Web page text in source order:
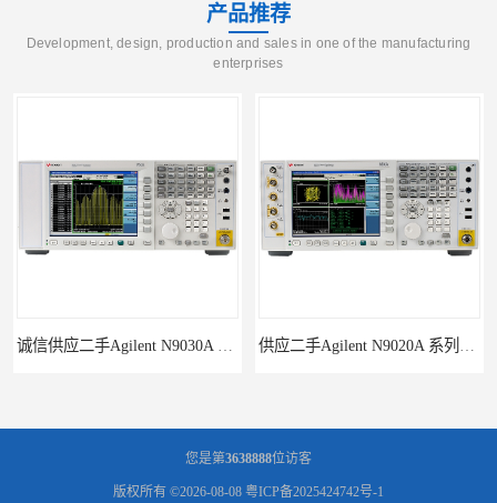
产品推荐
Development, design, production and sales in one of the manufacturing
enterprises
诚信供应二手Agilent N9030A 系列频谱分析仪 供应二手Agilent N9020A 系列皮肤偏向于
您是第3638888位访客
版权所有 ©2026-08-08 粤ICP备2025424742号-1